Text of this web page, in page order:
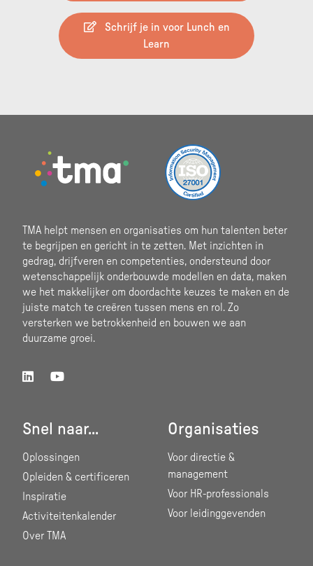
Schrijf je in voor Lunch en
Learn
TMA helpt mensen en organisaties om hun talenten beter
te begrijpen en gericht in te zetten. Met inzichten in
gedrag, drijfveren en competenties, ondersteund door
wetenschappelijk onderbouwde modellen en data, maken
we het makkelijker om doordachte keuzes te maken en de
juiste match te creëren tussen mens en rol. Zo
versterken we betrokkenheid en bouwen we aan
duurzame groei.
Snel naar...
Oplossingen
Opleiden & certificeren
Inspiratie
Activiteitenkalender
Over TMA
Organisaties
Voor directie &
management
Voor HR-professionals
Voor leidinggevenden